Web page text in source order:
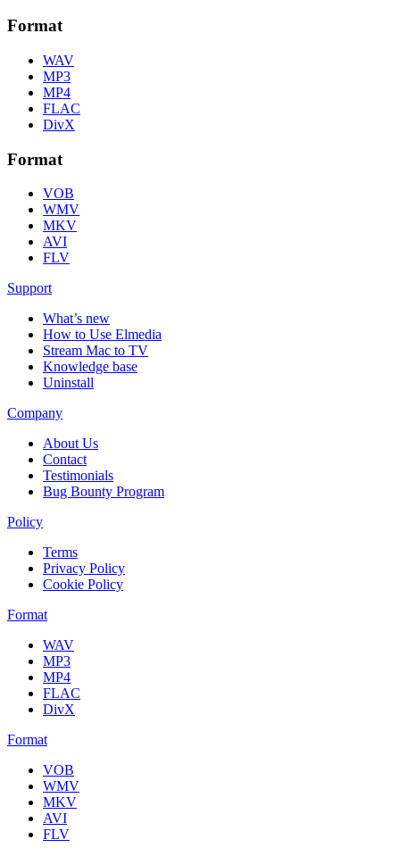
Format
WAV
MP3
MP4
FLAC
DivX
Format
VOB
WMV
MKV
AVI
FLV
Support
What’s new
How to Use Elmedia
Stream Mac to TV
Knowledge base
Uninstall
Company
About Us
Contact
Testimonials
Bug Bounty Program
Policy
Terms
Privacy Policy
Cookie Policy
Format
WAV
MP3
MP4
FLAC
DivX
Format
VOB
WMV
MKV
AVI
FLV